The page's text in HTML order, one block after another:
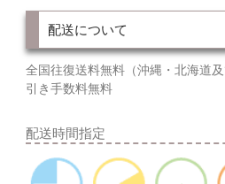
配送について
全国往復送料無料（沖縄・北海道
引き手数料無料
配送時間指定